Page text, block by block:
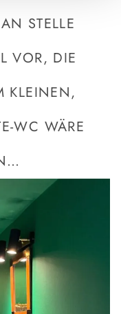
STELLE S
DIE D
N
WÄRE W